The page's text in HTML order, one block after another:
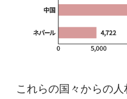
これらの国々からの